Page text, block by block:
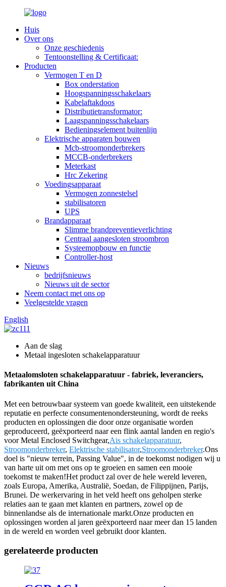
Huis
Over ons
Onze geschiedenis
Tentoonstelling & Certificaat:
Producten
Vermogen T en D
Box onderstation
Hoogspanningsschakelaars
Kabelaftakdoos
Distributietransformator:
Laagspanningsschakelaars
Bedieningselement buitenlijn
Elektrische apparaten bouwen
Mcb-stroomonderbrekers
MCCB-onderbrekers
Meterkast
Hrc Zekering
Voedingsapparaat
Vermogen zonnestelsel
stabilisatoren
UPS
Brandapparaat
Slimme brandpreventieverlichting
Centraal aangesloten stroombron
Systeemopbouw en functie
Controller-host
Nieuws
bedrijfsnieuws
Nieuws uit de sector
Neem contact met ons op
Veelgestelde vragen
English
Aan de slag
Metaal ingesloten schakelapparatuur
Metaalomsloten schakelapparatuur - fabriek, leveranciers,
fabrikanten uit China
Met een betrouwbaar systeem van goede kwaliteit, een uitstekende
reputatie en perfecte consumentenondersteuning, wordt de reeks
producten en oplossingen die door onze organisatie worden
geproduceerd, geëxporteerd naar een flink aantal landen en regio's
voor Metal Enclosed Switchgear,Ais schakelapparatuur,
Stroomonderbreker, Elektrische stabilisator,Stroomonderbreker.Ons
doel is "nieuw terrein, Passing Value", in de toekomst nodigen wij u
van harte uit om met ons op te groeien en samen een mooie
toekomst te maken!Het product zal over de hele wereld leveren,
zoals Europa, Amerika, Australië, Soedan, de Filippijnen, Parijs,
Brunei. De werkervaring in het veld heeft ons geholpen sterke
relaties aan te gaan met klanten en partners, zowel op de
binnenlandse als de internationale markt.Onze producten en
oplossingen worden al jaren geëxporteerd naar meer dan 15 landen
in de wereld en worden veel gebruikt door klanten.
gerelateerde producten